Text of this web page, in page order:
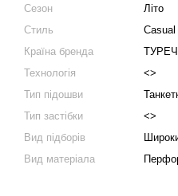
Сезон
Літо
Стиль
Casual
Країна бренда
Технологія
<>
Тип підошви
Тип застібки
<>
Вид підборів
Вид матеріала